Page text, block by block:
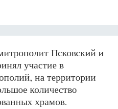
Псковский и
участие в
на территории
количество
храмов.